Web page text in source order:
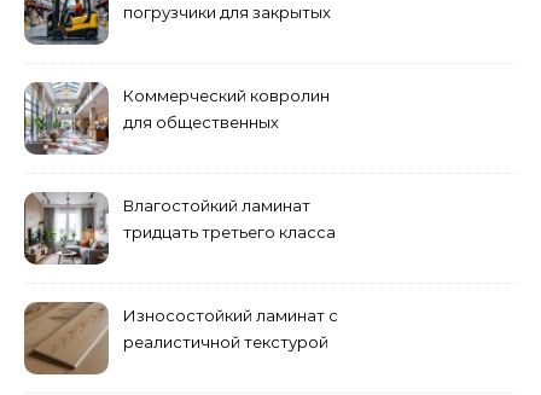
погрузчики для закрытых
Коммерческий ковролин
для общественных
Влагостойкий ламинат
тридцать третьего класса
Износостойкий ламинат с
реалистичной текстурой